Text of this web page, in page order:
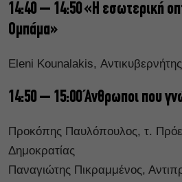
14:40 – 14:50 «Η εσωτερική
Ομπάμα»
Eleni Kounalakis,
14:50 – 15:00 Άνθρωποι που
Προκόπης Παυλόπουλος, τ.
Δημοκρατίας
Παναγιώτης Πικραμμένος,